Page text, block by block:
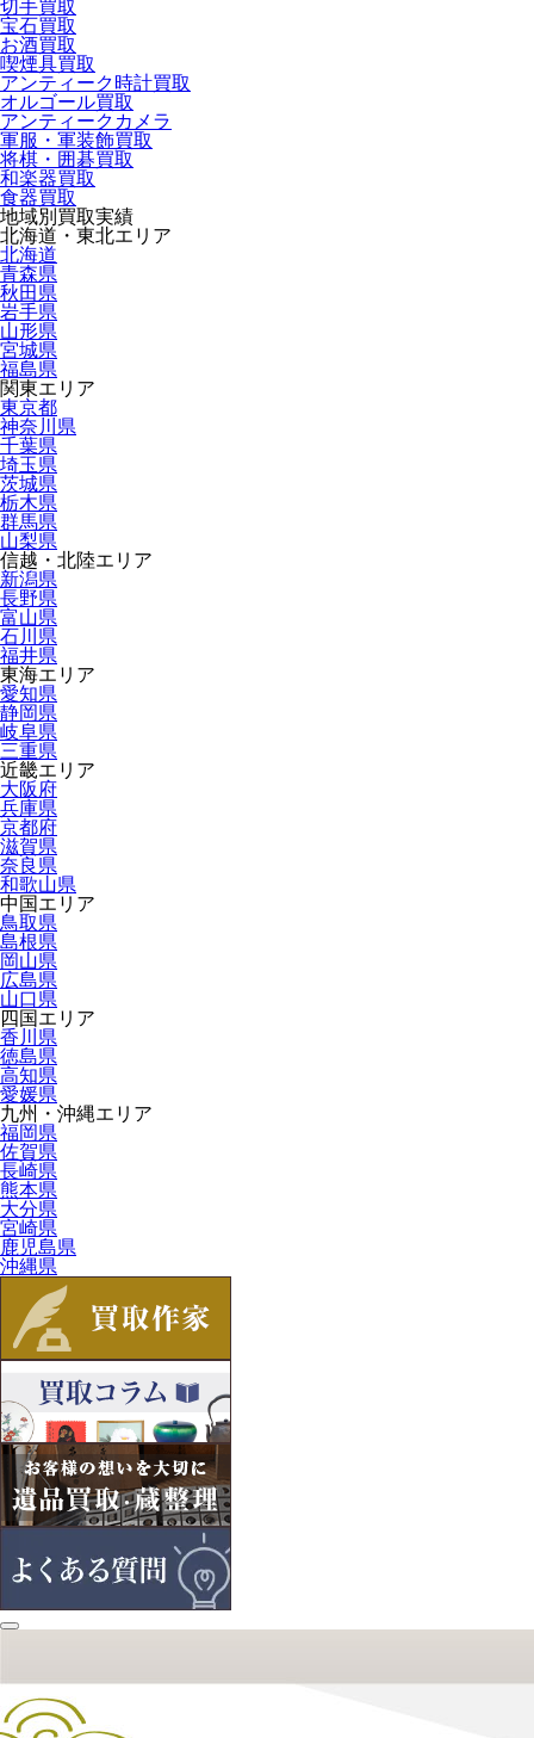
切手買取
宝石買取
お酒買取
喫煙具買取
アンティーク時計買取
オルゴール買取
アンティークカメラ
軍服・軍装飾買取
将棋・囲碁買取
和楽器買取
食器買取
地域別買取実績
北海道・東北エリア
北海道
青森県
秋田県
岩手県
山形県
宮城県
福島県
関東エリア
東京都
神奈川県
千葉県
埼玉県
茨城県
栃木県
群馬県
山梨県
信越・北陸エリア
新潟県
長野県
富山県
石川県
福井県
東海エリア
愛知県
静岡県
岐阜県
三重県
近畿エリア
大阪府
兵庫県
京都府
滋賀県
奈良県
和歌山県
中国エリア
鳥取県
島根県
岡山県
広島県
山口県
四国エリア
香川県
徳島県
高知県
愛媛県
九州・沖縄エリア
福岡県
佐賀県
長崎県
熊本県
大分県
宮崎県
鹿児島県
沖縄県